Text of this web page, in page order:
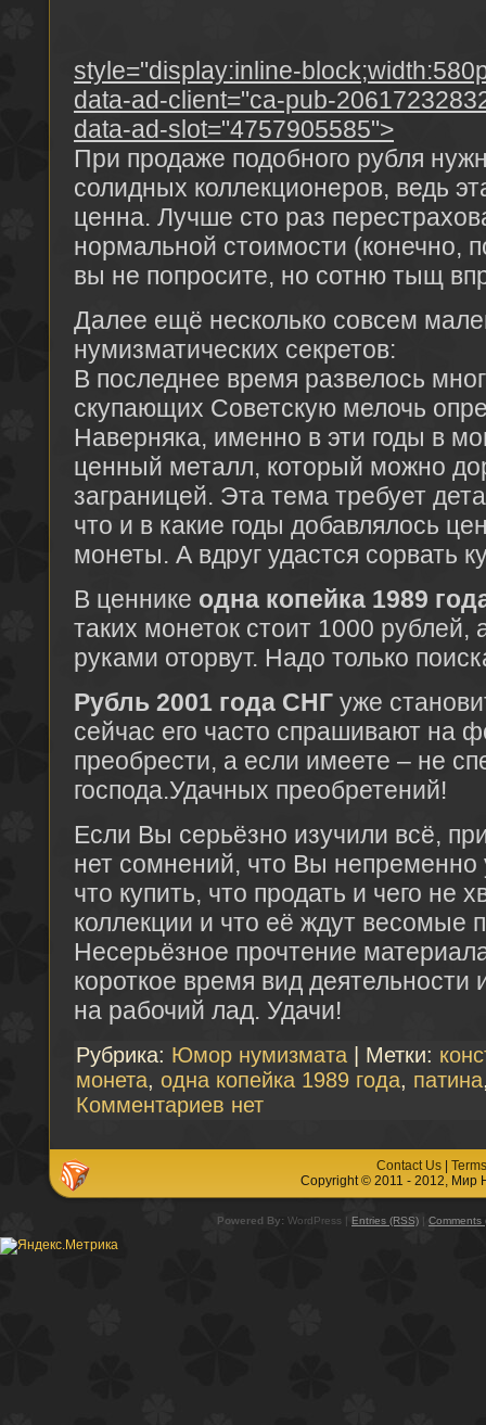
style="display:inline-
data-ad-client="ca-pub-
data-ad-slot="4757905585">
При продаже подобного рубля
солидных коллекционеров, ведь
ценна. Лучше сто раз
нормальной стоимости (конечно,
вы не попросите, но сотню тыщ
Далее ещё несколько совсем
нумизматических секретов:
В последнее время развелось
скупающих Советскую мелочь
Наверняка, именно в эти годы в
ценный металл, который можно
заграницей. Эта тема требует
что и в какие годы добавлялось
монеты. А вдруг удастся сорвать
В ценнике одна копейка 1989
таких монеток стоит 1000 рублей,
руками оторвут. Надо только
Рубль 2001 года СНГ уже
сейчас его часто спрашивают на
преобрести, а если имеете – не
господа.Удачных преобретений!
Если Вы серьёзно изучили всё,
нет сомнений, что Вы
что купить, что продать и чего не
коллекции и что её ждут весомые
Несерьёзное прочтение
короткое время вид деятельности
на рабочий лад. Удачи!
Рубрика: Юмор нумизмата | Метки:
монета, одна копейка 1989 года, патина
Комментариев нет
Contact Us
Copyright © 2011 - 2012,
Powered By: WordPress | Entries (RSS) Comments